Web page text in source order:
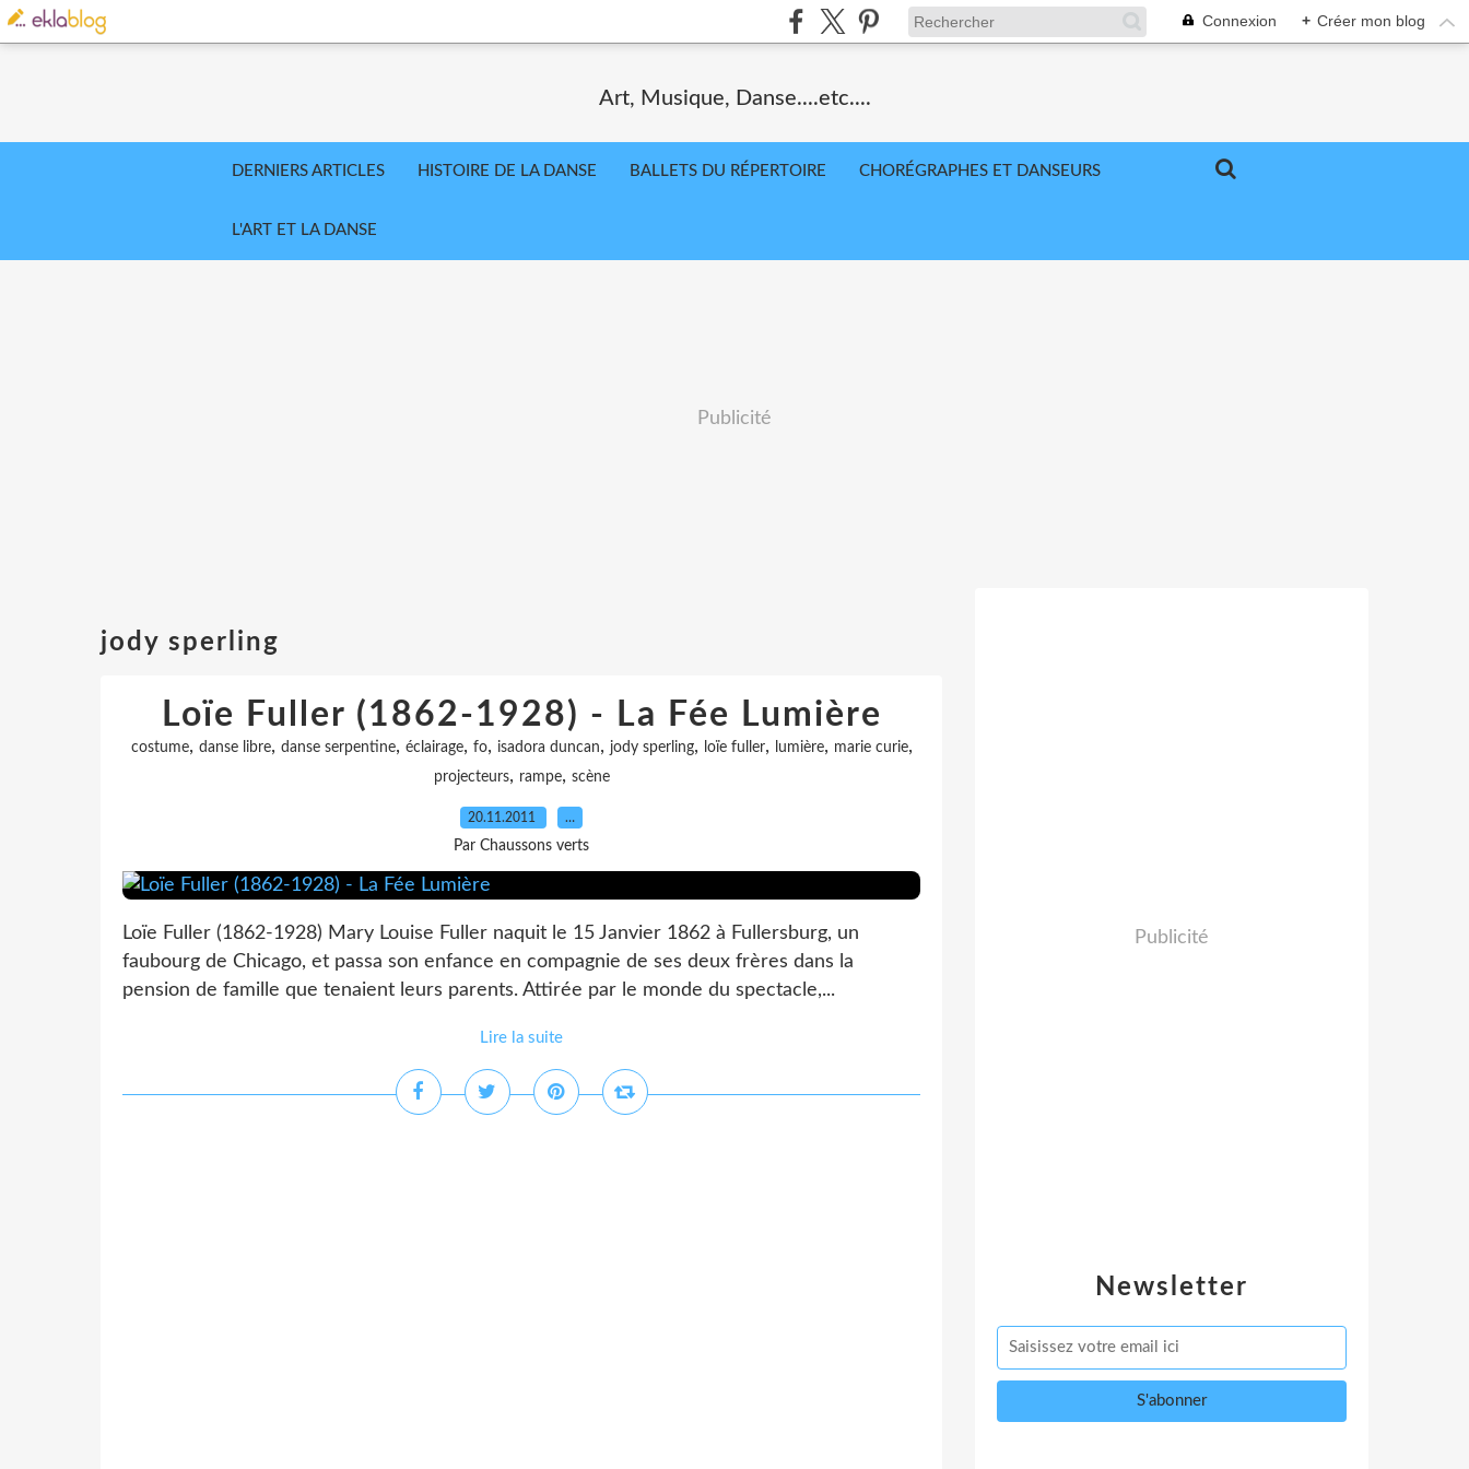
Connexion + Créer mon blog
Art, Musique, Danse....etc....
DERNIERS ARTICLES HISTOIRE DE LA DANSE BALLETS DU RÉPERTOIRE CHORÉGRAPHES ET DANSEURS
L'ART ET LA DANSE
Publicité
jody sperling
Loïe Fuller (1862-1928) - La Fée Lumière
costume, danse libre, danse serpentine, éclairage, fo, isadora duncan, jody sperling, loïe fuller, lumière, marie curie,
projecteurs, rampe, scène
20.11.2011 …
Par Chaussons verts
Loïe Fuller (1862-1928) Mary Louise Fuller naquit le 15 Janvier 1862 à Fullersburg, un
faubourg de Chicago, et passa son enfance en compagnie de ses deux frères dans la
pension de famille que tenaient leurs parents. Attirée par le monde du spectacle,...
Lire la suite
Newsletter
Publicité